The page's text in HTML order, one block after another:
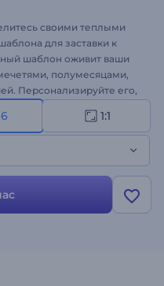
своими теплыми
для заставки к
шаблон оживит ваши
полумесяцами,
Персонализируйте его,
и праздничную фоновую
видео для вашей
к праздникам,
объявлений,
другого. Создайте
1:1